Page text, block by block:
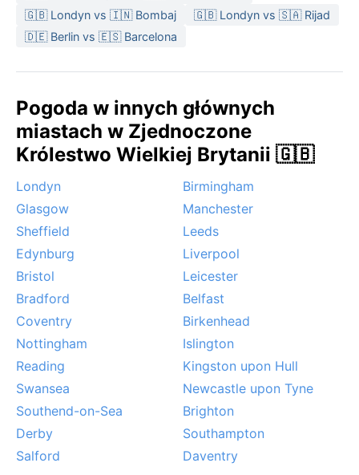
🇬🇧 Londyn vs 🇮🇳 Bombaj
🇬🇧 Londyn vs 🇸🇦 Rijad
🇩🇪 Berlin vs 🇪🇸 Barcelona
Pogoda w innych głównych
miastach w Zjednoczone
Królestwo Wielkiej Brytanii 🇬🇧
Londyn
Birmingham
Glasgow
Manchester
Sheffield
Leeds
Edynburg
Liverpool
Bristol
Leicester
Bradford
Belfast
Coventry
Birkenhead
Nottingham
Islington
Reading
Kingston upon Hull
Swansea
Newcastle upon Tyne
Southend-on-Sea
Brighton
Derby
Southampton
Salford
Daventry